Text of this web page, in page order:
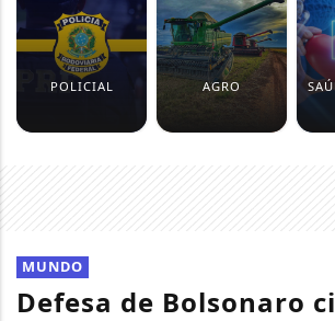
POLICIAL AGRO
MUNDO
Defesa de Bolsonaro